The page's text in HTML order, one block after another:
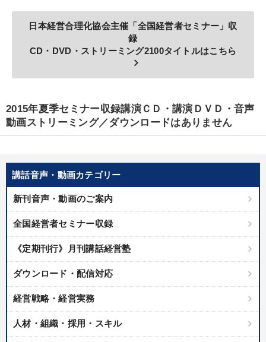
製造業 卸売・小売・飲食業 建設・不動産業
IT・サービス・金融業 コンサルタント 専門家
生産性向上 成功哲学 トレンド マーケティング
ondemand_video 経営音声・動画を探す
全国経営者セミナー収録物以外の経営教材（全761タイトル）からお探
しいただけます
カテゴリー
最新刊・戦略参謀ChatGPT実戦法と中小企業のDXと講話ご案内
【4月】音声・映像 【6月】音声・映像
講話音声・動画カテゴリー
新刊音声・動画のご案内
全国経営者セミナー収録
《定期刊行》月刊講話経営塾
ダウンロード・配信対応
経営戦略・経営実務
人材・組織・採用・スキル
日本経営合理化協会主催「全国経営者セミナー」収
録
CD・DVD・ストリーミング2100タイトルはこちら
keyboard_arrow_right
2015年夏季セミナー収録講演ＣＤ・講演ＤＶＤ・音声
動画ストリーミング／ダウンロードはありません